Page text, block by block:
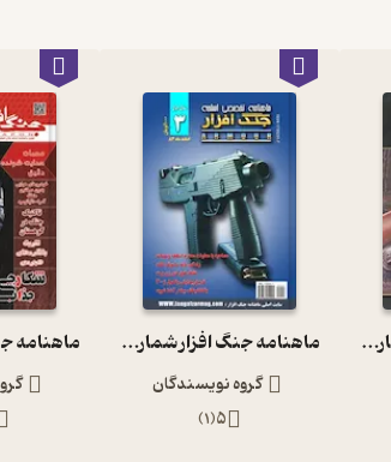
ماهنامه جنگ افزار شماره 4 ماهنامه جنگ افزار شماره 3
گروه نویسندگان
5
(
1
)